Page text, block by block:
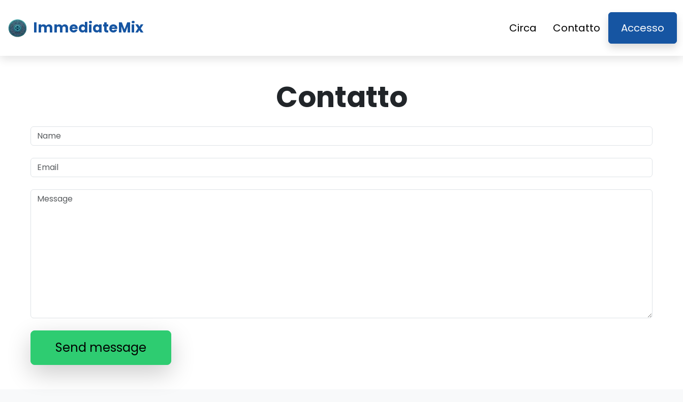
ImmediateMix Circa Contatto Accesso
Contatto
Send message